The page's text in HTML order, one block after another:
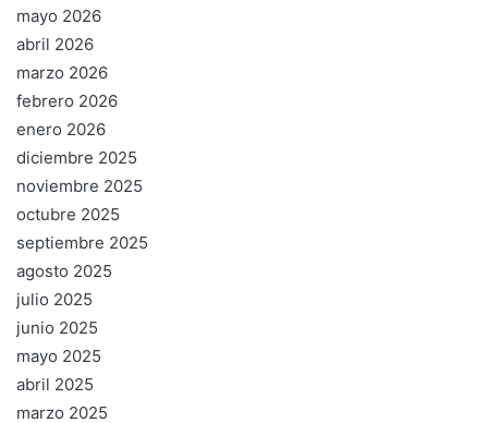
mayo 2026
abril 2026
marzo 2026
febrero 2026
enero 2026
diciembre 2025
noviembre 2025
octubre 2025
septiembre 2025
agosto 2025
julio 2025
junio 2025
mayo 2025
abril 2025
marzo 2025